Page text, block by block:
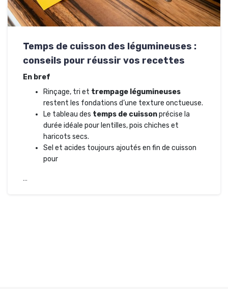
Temps de cuisson des légumineuses :
conseils pour réussir vos recettes
En bref
Rinçage, tri et trempage légumineuses
restent les fondations d’une texture onctueuse.
Le tableau des temps de cuissonprécise la
durée idéale pour lentilles, pois chiches et
haricots secs.
Sel et acides toujours ajoutés en fin de cuisson
pour
…